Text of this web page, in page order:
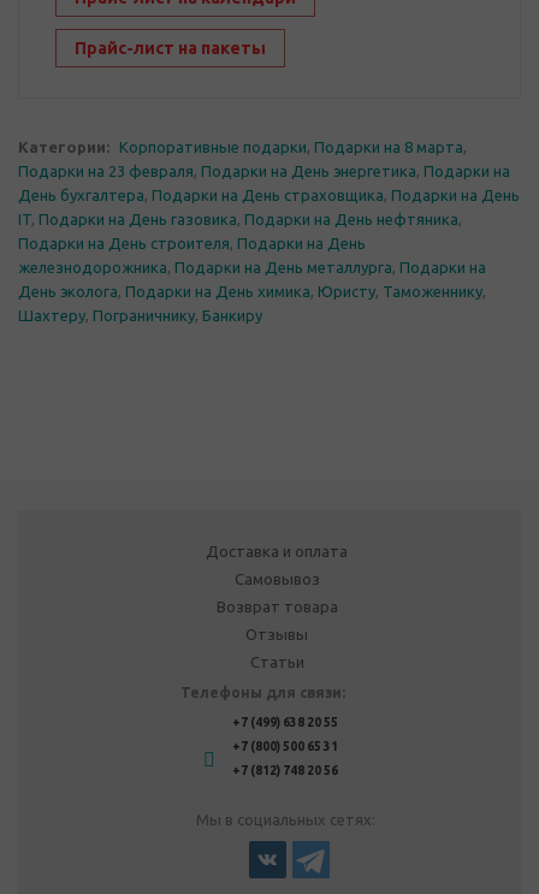
Прайс-лист на пакеты
Категории: Корпоративные подарки, Подарки на 8 марта,
Подарки на 23 февраля, Подарки на День энергетика, Подарки на
День бухгалтера, Подарки на День страховщика, Подарки на День
IT, Подарки на День газовика, Подарки на День нефтяника,
Подарки на День строителя, Подарки на День
железнодорожника, Подарки на День металлурга, Подарки на
День эколога, Подарки на День химика, Юристу, Таможеннику,
Шахтеру, Пограничнику, Банкиру
Доставка и оплата
Самовывоз
Возврат товара
Отзывы
Статьи
Телефоны для связи:
+7 (499) 638 20 55
+7 (800) 500 65 31
+7 (812) 748 20 56
Мы в социальных сетях: